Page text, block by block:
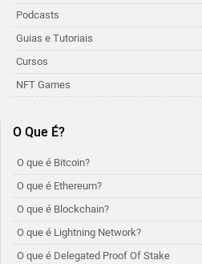
Podcasts
Guias e Tutoriais
Cursos
NFT Games
O Que É?
O que é Bitcoin?
O que é Ethereum?
O que é Blockchain?
O que é Lightning Network?
O que é Delegated Proof Of Stake